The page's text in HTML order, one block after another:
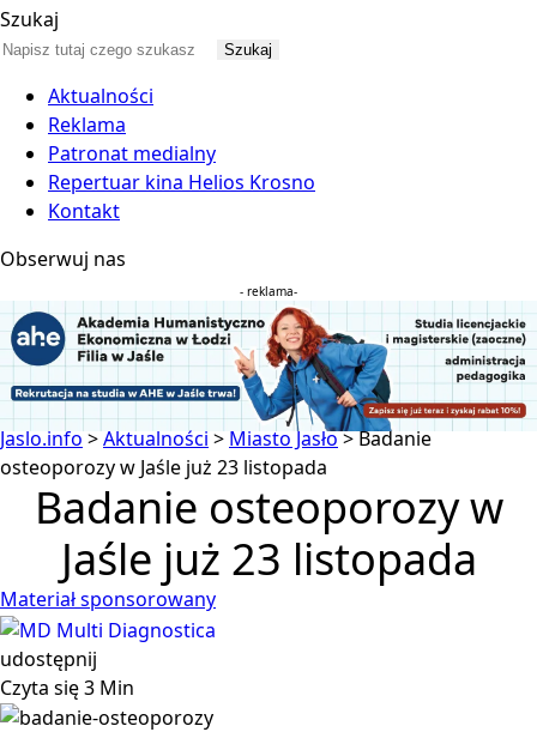
Szukaj
Aktualności
Reklama
Patronat medialny
Repertuar kina Helios Krosno
Kontakt
Obserwuj nas
- reklama-
Jaslo.info>Aktualności > Miasto Jasło>Badanie
osteoporozy w Jaśle już 23 listopada
Badanie osteoporozy w
Jaśle już 23 listopada
Materiał sponsorowany
udostępnij
Czyta się 3 Min